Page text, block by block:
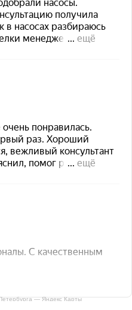
— Яндекс Карты